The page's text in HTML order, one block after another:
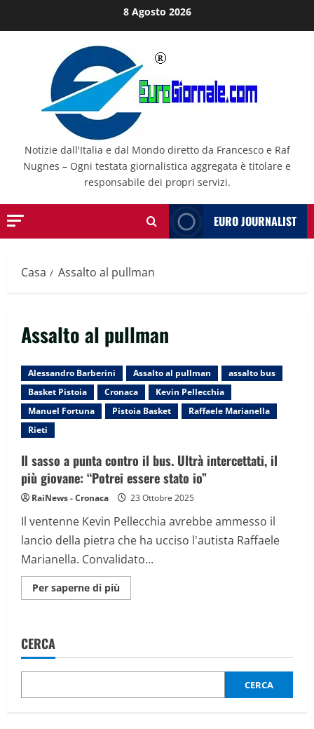
al
8 Agosto 2026
Notizie dall'Italia e dal Mondo diretto da Francesco e Raf
Nugnes – Ogni testata giornalistica aggregata è titolare e
responsabile dei propri servizi.
EURO JOURNALIST
Casa Assalto al pullman
Assalto al pullman
Alessandro Barberini Assalto al pullman
assalto bus
Basket Pistoia
Cronaca
Kevin Pellecchia
Manuel Fortuna
Pistoia Basket
Raffaele Marianella
Rieti
Il sasso a punta contro il bus. Ultrà intercettati, il
più giovane: “Potrei essere stato io”
RaiNews - Cronaca 23 Ottobre 2025
Il ventenne Kevin Pellecchia avrebbe ammesso il
lancio della pietra che ha ucciso l'autista Raffaele
Marianella. Convalidato...
Per saperne di più
informazioni
contro
bus.
intercettati,
CERCA
CERCA